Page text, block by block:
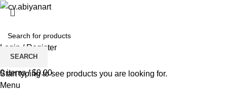
INSTAGRAM ABIYAN ART
Login / Register
Wishlist
0items / $0.00
Menu
SEARCH
Start typing to see products you are looking for.